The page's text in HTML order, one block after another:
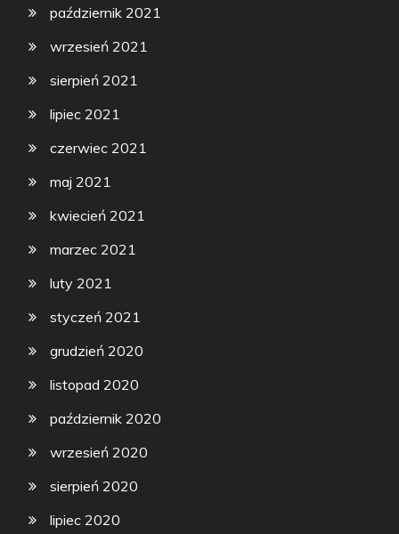
październik 2021
wrzesień 2021
sierpień 2021
lipiec 2021
czerwiec 2021
maj 2021
kwiecień 2021
marzec 2021
luty 2021
styczeń 2021
grudzień 2020
listopad 2020
październik 2020
wrzesień 2020
sierpień 2020
lipiec 2020